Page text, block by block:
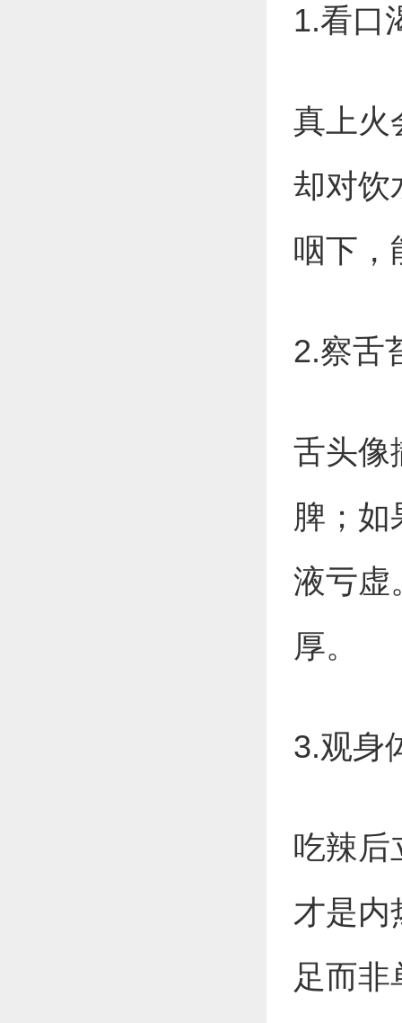
1.看口
真上火
却对饮
咽下，
2.察舌
舌头像
脾；如
液亏虚
厚。
3.观身
吃辣后
才是内
足而非